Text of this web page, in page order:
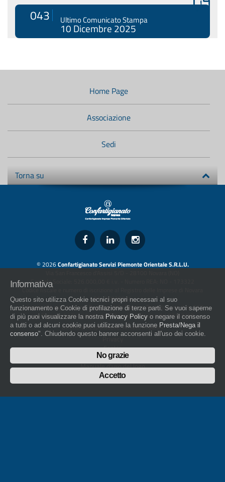
043 Ultimo Comunicato Stampa
10 Dicembre 2025
Home Page
Associazione
Sedi
Torna su
© 2026Confartigianato Servizi Piemonte Orientale S.R.L.U.
Capitale Sociale: 526.000,00 € i.v. - Numero REA: NO - 173322
Codice fiscale e numero di iscrizione al Registro delle Imprese di Novara
01436930034
artigiani.it è registrato nel Registro della Stampa Periodica con il nr. 562
con Decreto del Presidente del Tribunale di Novara del 07/03/13
Direttore Responsabile: Amleto Impaloni
Privacy
Cookie
Whistleblowing
Manuale d'uso del logo
Policy sulla Parità di genere
Informativa
Questo sito utilizza Cookie tecnici propri necessari al suo
funzionamento e Cookie di profilazione di terze parti. Se vuoi saperne
di più puoi visualizzare la nostra Privacy Policy o negare il consenso
a tutti o ad alcuni cookie puoi utilizzare la funzione Presta/Nega il
consenso". Chiudendo questo banner acconsenti all'uso dei cookie.
No grazie
Accetto